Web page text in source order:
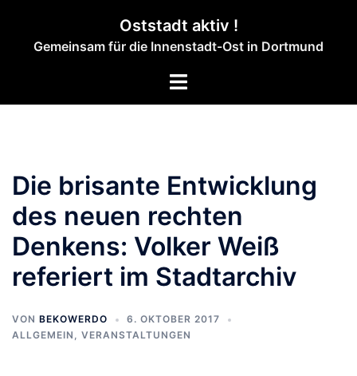
springen
Oststadt aktiv !
Gemeinsam für die Innenstadt-Ost in Dortmund
Menü
Die brisante Entwicklung
des neuen rechten
Denkens: Volker Weiß
referiert im Stadtarchiv
VON BEKOWERDO
6. OKTOBER 2017
ALLGEMEIN , VERANSTALTUNGEN